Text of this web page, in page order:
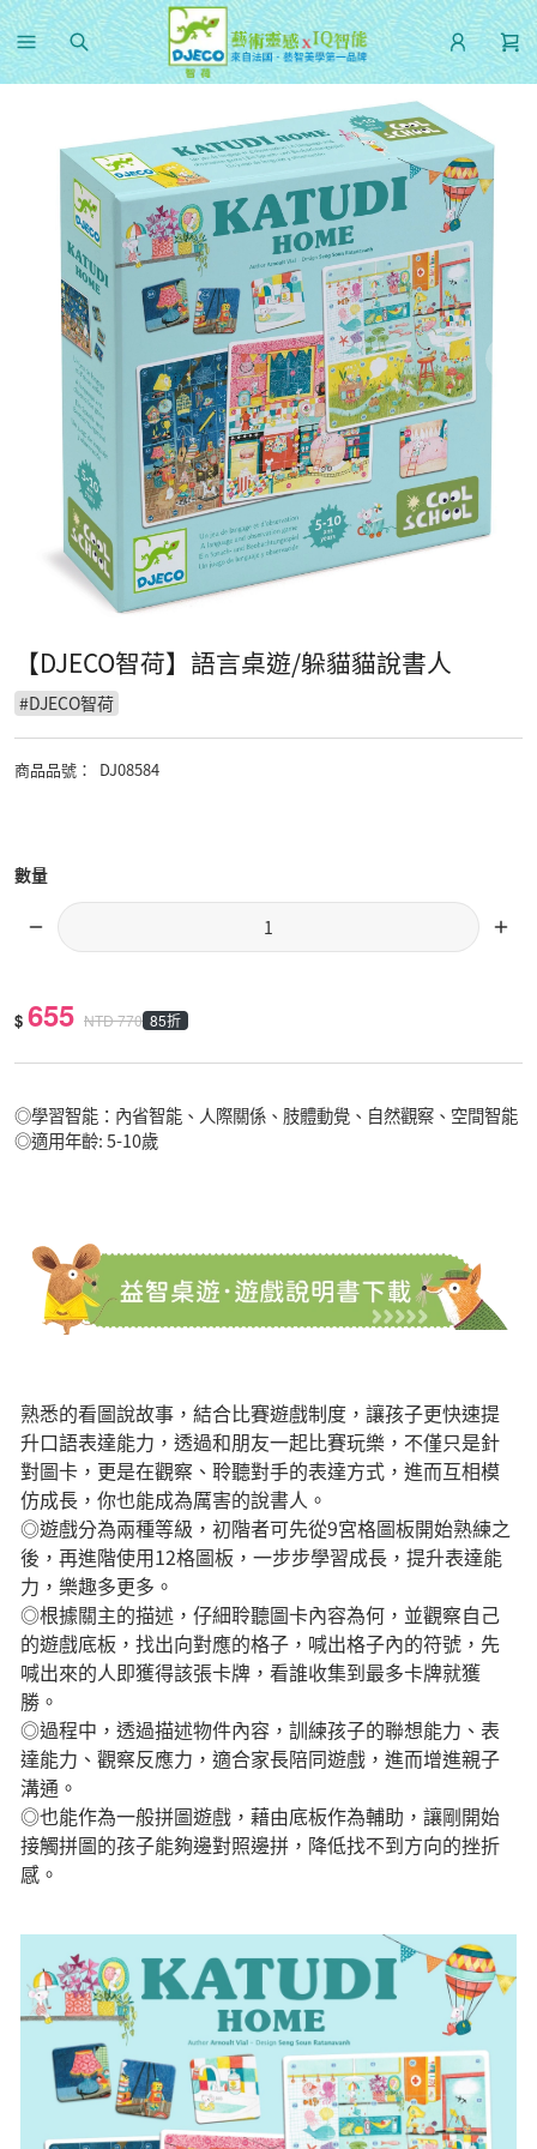
【DJECO智荷】語言桌遊/躲貓貓說書人
#DJECO智荷
商品品號 ： DJ08584
數量
$ 655 NTD770 85折
◎學習智能：內省智能、人際關係、肢體動覺、自然觀察、空間智能
◎適用年齡: 5-10歲
熟悉的看圖說故事，結合比賽遊戲制度，讓孩子更快速提
升口語表達能力，透過和朋友一起比賽玩樂，不僅只是針
對圖卡，更是在觀察、聆聽對手的表達方式，進而互相模
仿成長，你也能成為厲害的說書人。
◎遊戲分為兩種等級，初階者可先從9宮格圖板開始熟練之
後，再進階使用12格圖板，一步步學習成長，提升表達能
力，樂趣多更多。
◎根據關主的描述，仔細聆聽圖卡內容為何，並觀察自己
的遊戲底板，找出向對應的格子，喊出格子內的符號，先
喊出來的人即獲得該張卡牌，看誰收集到最多卡牌就獲
勝。
◎過程中，透過描述物件內容，訓練孩子的聯想能力、表
達能力、觀察反應力，適合家長陪同遊戲，進而增進親子
溝通。
◎也能作為一般拼圖遊戲，藉由底板作為輔助，讓剛開始
接觸拼圖的孩子能夠邊對照邊拼，降低找不到方向的挫折
感。